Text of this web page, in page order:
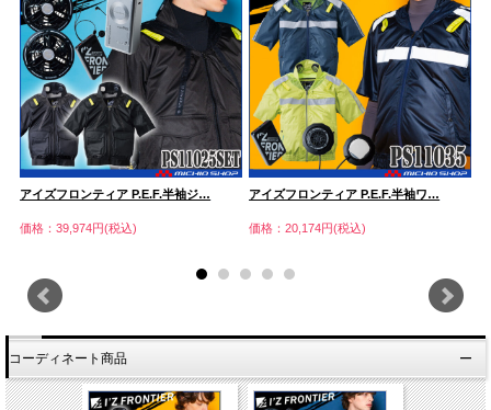
アイズフロンティア P.E.F.半袖ジ…
価格：39,974円(税込)
アイズフロンティア P.E.F.半袖ワ…
価格：20,174円(税込)
コーディネート商品